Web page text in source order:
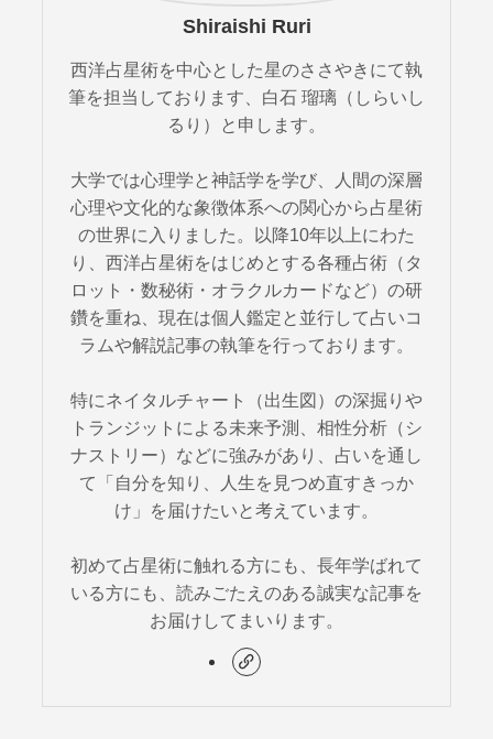
Shiraishi Ruri
西洋占星術を中心とした星のささやきにて執
筆を担当しております、白石 瑠璃（しらいし
るり）と申します。
大学では心理学と神話学を学び、人間の深層
心理や文化的な象徴体系への関心から占星術
の世界に入りました。以降10年以上にわた
り、西洋占星術をはじめとする各種占術（タ
ロット・数秘術・オラクルカードなど）の研
鑽を重ね、現在は個人鑑定と並行して占いコ
ラムや解説記事の執筆を行っております。
特にネイタルチャート（出生図）の深掘りや
トランジットによる未来予測、相性分析（シ
ナストリー）などに強みがあり、占いを通し
て「自分を知り、人生を見つめ直すきっか
け」を届けたいと考えています。
初めて占星術に触れる方にも、長年学ばれて
いる方にも、読みごたえのある誠実な記事を
お届けしてまいります。